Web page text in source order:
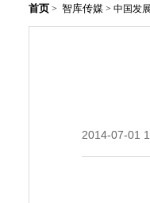
首页 > 智库传媒 > 中国发
2014-07-01